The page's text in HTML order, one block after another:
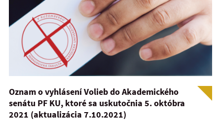
Oznam o vyhlásení Volieb do Akademického
senátu PF KU, ktoré sa uskutočnia 5. októbra
2021 (aktualizácia 7.10.2021)